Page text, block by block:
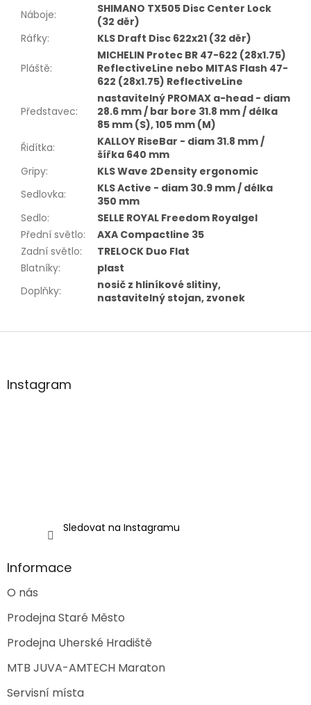
Náboje:
SHIMANO TX505 Disc Center Lock
(32 děr)
Ráfky: KLS Draft Disc 622x21 (32 děr)
Pláště:
MICHELIN Protec BR 47-622 (28x1.75)
ReflectiveLine nebo MITAS Flash 47-
622 (28x1.75) ReflectiveLine
Představec:
nastavitelný PROMAX a-head - diam
28.6 mm / bar bore 31.8 mm / délka
85 mm (S), 105 mm (M)
Řidítka:
KALLOY RiseBar - diam 31.8 mm /
šířka 640 mm
Gripy:
KLS Wave 2Density ergonomic
Sedlovka:
KLS Active - diam 30.9 mm / délka
350 mm
Sedlo:
SELLE ROYAL Freedom Royalgel
Přední světlo:
AXA Compactline 35
Zadní světlo:
TRELOCK Duo Flat
Blatníky:
plast
Doplňky:
nosič z hliníkové slitiny,
nastavitelný stojan, zvonek
Z
aInstagram
Sledovat na Instagramu
Informace
O nás
Prodejna Staré Město
Prodejna Uherské Hradiště
MTB JUVA-AMTECH Maraton
Servisní místa